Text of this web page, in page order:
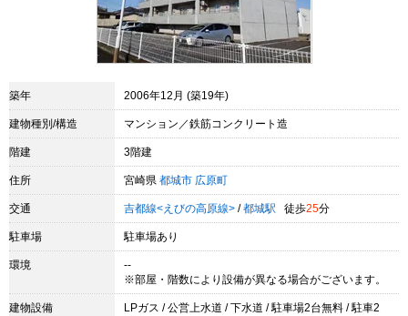
築年 2006年12月 (築19年)
建物種別/構造 マンション／鉄筋コンクリート造
階建 3階建
住所 宮崎県 都城市 広原町
交通 吉都線<えびの高原線> / 都城駅 徒歩25分
駐車場 駐車場あり
環境
--
※部屋・階数により設備が異なる場合がございます。
建物設備
LPガス / 公営上水道 / 下水道 / 駐車場2台無料 / 駐車2